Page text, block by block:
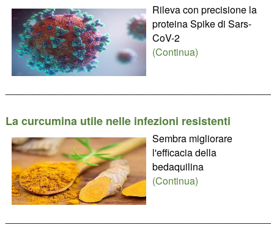
Rileva con precisione la
proteina Spike di Sars-
CoV-2
(Continua)
La curcumina utile nelle infezioni resistenti
Sembra migliorare
l'efficacia della
bedaquilina
(Continua)